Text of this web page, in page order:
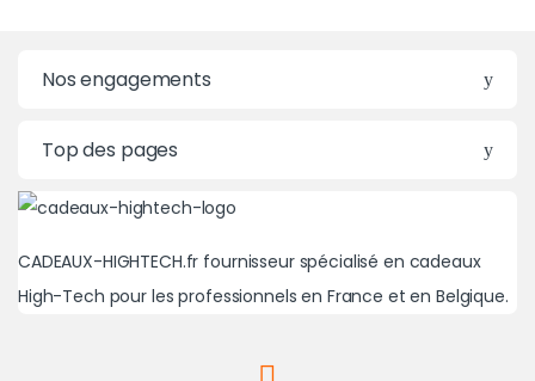
Nos engagements
Top des pages
CADEAUX-HIGHTECH.fr fournisseur spécialisé en cadeaux
High-Tech pour les professionnels en France et en Belgique.